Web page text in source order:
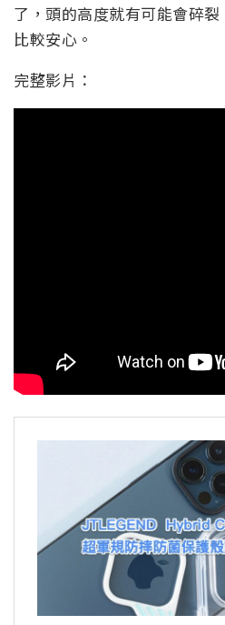
了，頭的高度就有可能會碎
比較安心。
完整影片：